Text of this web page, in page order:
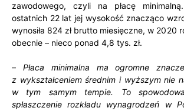
zawodowego, czyli na płacę
ostatnich 22 lat jej wysokość znacząco
wynosiła 824 zł brutto miesięczne, w 2020
obecnie – nieco ponad 4,8 tys. zł.
– Płaca minimalna ma ogromne
z wykształceniem średnim i wyższym nie
w tym samym tempie. To
spłaszczenie rozkładu wynagrodzeń w